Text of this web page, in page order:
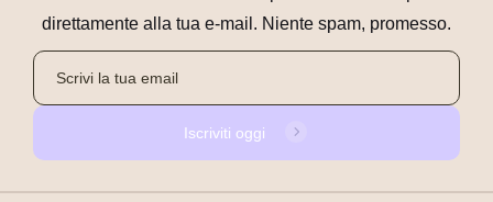
direttamente alla tua e-mail. Niente spam, promesso.
Iscriviti oggi